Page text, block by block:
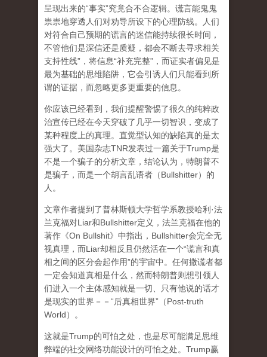
呈现出来的“事实”究竟合不合逻辑。谎言能鬼鬼
祟祟地穿透人们对劝导所设下的心理防线。人们
对符合自己预期的谎言的迷信能持续很长时间，
不管他们是深信还是质疑，都会不断去寻求相关
支持性线”，将信息“补充完整”，而证实者偏见是
最为基础的思维陷阱，它会引诱人们只能看到所
谓的证据，而忽略更多更重要的信息。
你应该已经看到，我们提醒警惕了很久的纯粹政
治宣传已经在今天穿破了几乎一切智识，变成了
某种程度上的真理。直觉型认知的缺陷真的是太
强大了。美国杂志TNR发表过一篇关于Trump是
不是一个骗子的分析文章，结论认为，特朗普不
是骗子，而是一个胡言乱语者（Bullshitter）的
人。
文章作者提到了普林斯顿大学哲学系教授哈利·法
兰克福对Liar和Bullshitter定义，法兰克福在他的
著作《On Bullshit》中指出，Bullshitter会完全无
视真理，而Liar却相反且仍然活在一个“谎言和真
相之间的区分会起作用”的宇宙中。任何撒谎者都
一定会知道真相是什么，然而特朗普则想引领人
们进入一个主体感知就是一切、只有他说的话才
是现实的世界－－“后真相世界”（Post-truth
World）。
这就是Trump的可怕之处，也是尽可能满足思维
弊端的社交网络功能设计的可怕之处。Trump赢